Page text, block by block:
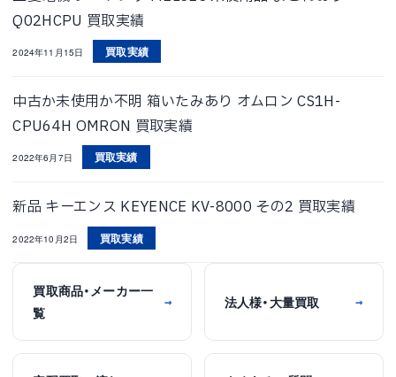
Q02HCPU 買取実績
2024年11月15日 買取実績
中古か未使用か不明 箱いたみあり オムロン CS1H-
CPU64H OMRON 買取実績
2022年6月7日 買取実績
新品 キーエンス KEYENCE KV-8000 その2 買取実績
2022年10月2日 買取実績
買取商品・メーカー一
覧
→ 法人様・大量買取 →